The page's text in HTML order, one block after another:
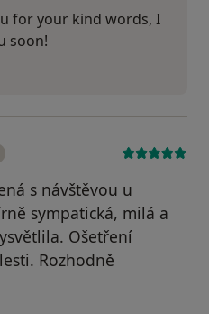
for your kind words, I
soon!
s návštěvou u
sympatická, milá a
Ošetření
Rozhodně